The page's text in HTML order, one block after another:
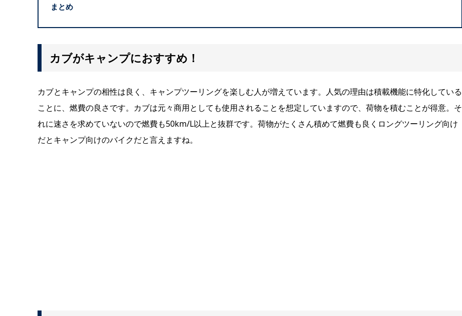
まとめ
カブがキャンプにおすすめ！
カブとキャンプの相性は良く、キャンプツーリングを楽しむ人が増えています。人気の理由は積載機能に特化している
ことに、燃費の良さです。カブは元々商用としても使用されることを想定していますので、荷物を積むことが得意。そ
れに速さを求めていないので燃費も50km/L以上と抜群です。荷物がたくさん積めて燃費も良くロングツーリング向け
だとキャンプ向けのバイクだと言えますね。